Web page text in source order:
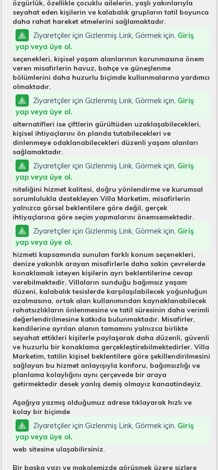
özgürlük, özellikle çocuklu ailelerin, yaşlı yakınlarıyla
seyahat eden kişilerin ve kalabalık grupların tatil boyunca
daha rahat hareket etmelerini sağlamaktadır.
Ziyaretçiler için Gizlenmiş Link, Görmek için, Giriş
yap veya üye ol.
seçenekleri, kişisel yaşam alanlarının korunmasına önem
veren misafirlerin havuz, bahçe ve güneşlenme
bölümlerini daha huzurlu biçimde kullanmalarına yardımcı
olmaktadır.
Ziyaretçiler için Gizlenmiş Link, Görmek için, Giriş
yap veya üye ol.
alternatifleri ise çiftlerin gürültüden uzaklaşabilecekleri,
kişisel ihtiyaçlarını ön planda tutabilecekleri ve
dinlenmeye odaklanabilecekleri düzenli yaşam alanları
sağlamaktadır.
Ziyaretçiler için Gizlenmiş Link, Görmek için, Giriş
yap veya üye ol.
niteliğini hizmet kalitesi, doğru yönlendirme ve kurumsal
sorumlulukla destekleyen Villa Marketim, misafirlerin
yalnızca görsel beklentilere göre değil, gerçek
ihtiyaçlarına göre seçim yapmalarını önemsemektedir.
Ziyaretçiler için Gizlenmiş Link, Görmek için, Giriş
yap veya üye ol.
hizmeti kapsamında sunulan farklı konum seçenekleri,
denize yakınlık arayan misafirlerle daha sakin çevrelerde
konaklamak isteyen kişilerin ayrı beklentilerine cevap
verebilmektedir. Villaların sunduğu bağımsız yaşam
düzeni, kalabalık tesislerde karşılaşılabilecek yoğunluğun
azalmasına, ortak alan kullanımından kaynaklanabilecek
rahatsızlıkların önlenmesine ve tatil süresinin daha verimli
değerlendirilmesine katkıda bulunmaktadır. Misafirler,
kendilerine ayrılan alanın tamamını yalnızca birlikte
seyahat ettikleri kişilerle paylaşarak daha düzenli, güvenli
ve huzurlu bir konaklama gerçekleştirebilmektedirler. Villa
Marketim, tatilin kişisel beklentilere göre şekillendirilmesini
sağlayan bu hizmet anlayışıyla konforu, bağımsızlığı ve
planlama kolaylığını aynı çerçevede bir araya
getirmektedir desek yanlış demiş olmayız kanaatindeyiz.
Aşağıya yazmış olduğumuz adrese tıklayarak hızlı ve
kolay bir biçimde
Ziyaretçiler için Gizlenmiş Link, Görmek için, Giriş
yap veya üye ol.
web sitesine ulaşabilirsiniz.
Bir başka yazı ve makalemizde görüşmek üzere sizlere